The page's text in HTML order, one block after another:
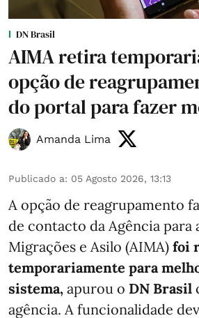
DN Brasil
AIMA retira
opção de
do portal para fazer
Amanda Lima
Publicado a: 05 Agosto 2026, 13:13
A opção de reagrupamento
de contacto da Agência para
Migrações e Asilo (AIMA) foi
temporariamente para
sistema, apurou o DN Brasil
agência. A funcionalidade